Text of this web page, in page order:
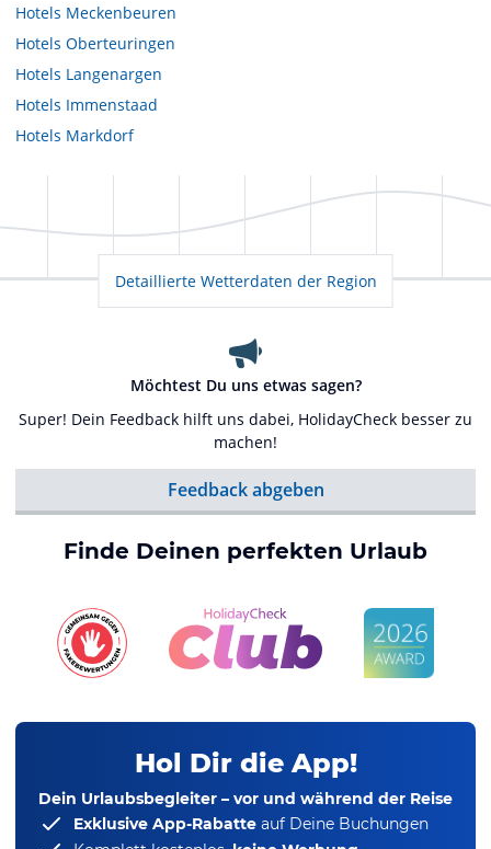
Hotels Meckenbeuren
Hotels Oberteuringen
Hotels Langenargen
Hotels Immenstaad
Hotels Markdorf
Detaillierte Wetterdaten der Region
Möchtest Du uns etwas sagen?
Super! Dein Feedback hilft uns dabei, HolidayCheck besser zu
machen!
Feedback abgeben
Finde Deinen perfekten Urlaub
Hol Dir die App!
Dein Urlaubsbegleiter – vor und während der Reise
Exklusive App-Rabatte auf Deine Buchungen